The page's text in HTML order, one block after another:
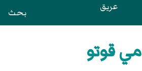
عريق بحث
مي قوتو